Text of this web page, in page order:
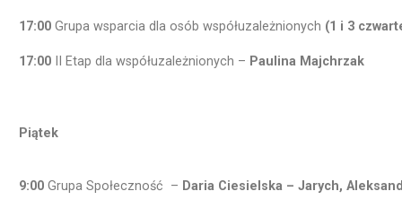
17:00 Grupa wsparcia dla osób współuzależnionych (1 i 3
17:00 II Etap dla współuzależnionych – Paulina Majchrzak
Piątek
9:00Grupa Społeczność – Daria Ciesielska – Jarych,